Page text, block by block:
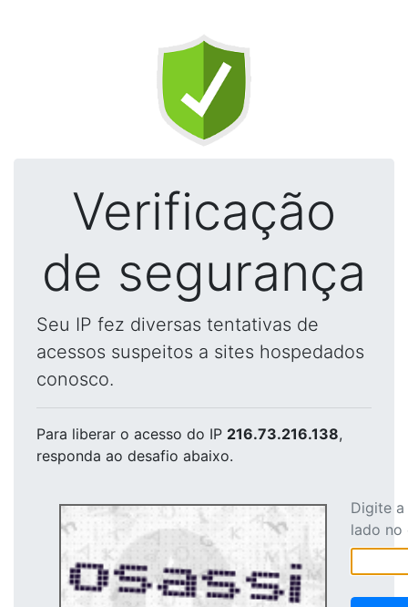
Verificação
de segurança
Seu IP fez diversas tentativas de
acessos suspeitos a sites hospedados
conosco.
Para liberar o acesso do IP 216.73.216.138,
responda ao desafio abaixo.
Digite
lado no